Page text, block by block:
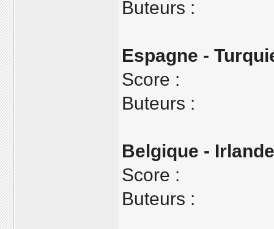
Buteurs :
Espagne -
Score :
Buteurs :
Belgique - Irlande
Score :
Buteurs :